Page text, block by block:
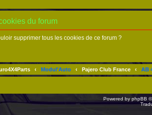
du forum
supprimer tous les cookies de ce forum ?
‹ Modul'Auto ‹ Pajero Club France ‹ AB
Powered by phpBB